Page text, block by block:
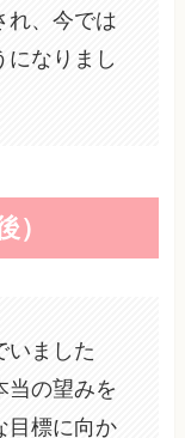
れ、今では
なりまし
いました
当の望みを
目標に向か